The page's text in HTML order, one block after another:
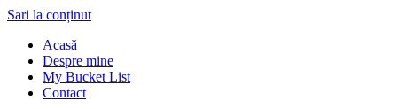
Sari la conținut
Acasă
Despre mine
My Bucket List
Contact